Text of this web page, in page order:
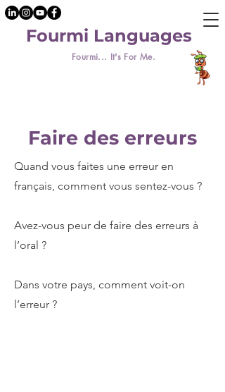
Fourmi... It's For Me.
Fourmi Languages
Faire des erreurs
Quand vous faites une erreur en
français, comment vous sentez-vous ?
Avez-vous peur de faire des erreurs à
l’oral ?
Dans votre pays, comment voit-on
l’erreur ?